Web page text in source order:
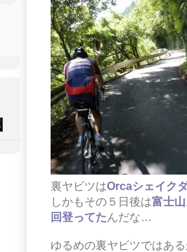
裏ヤビツはOrcaシェイク
しかもその５日後は富士
回登ってたんだな…
ゆるめの裏ヤビツではあ